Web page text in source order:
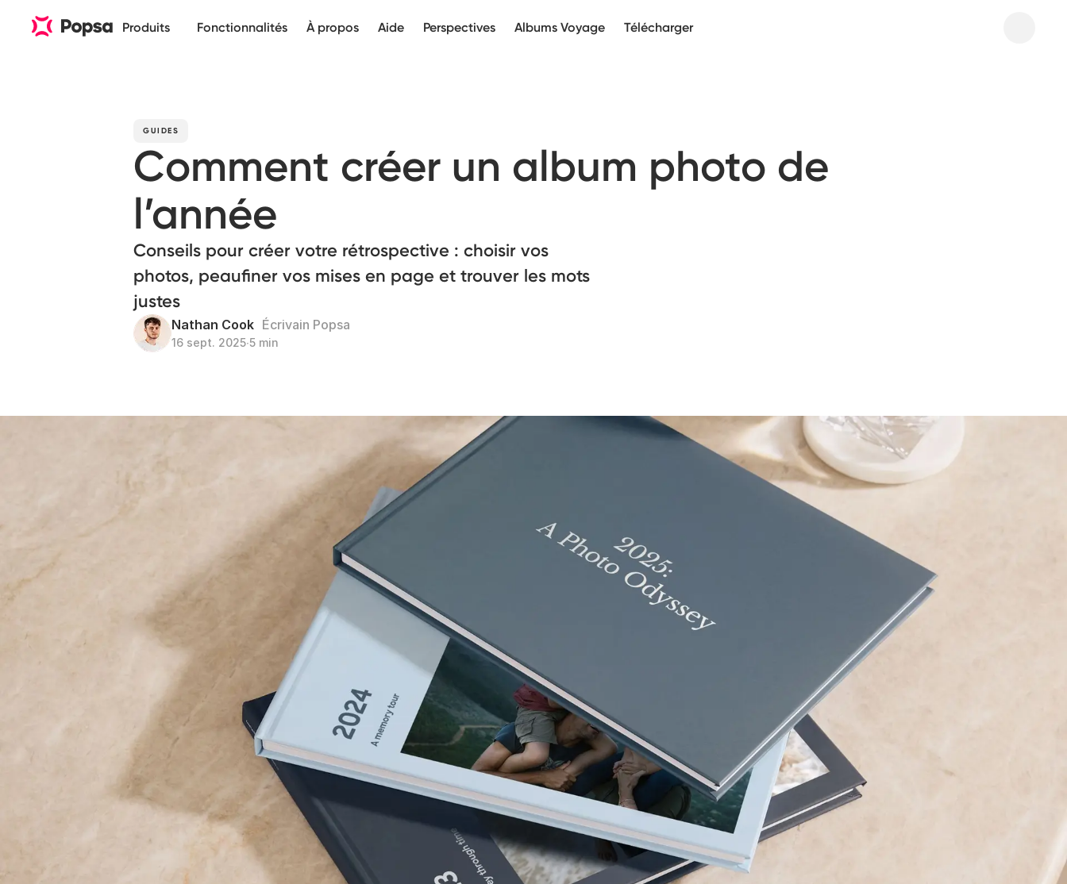
Produits Fonctionnalités À propos Aide Perspectives Albums Voyage Télécharger
GUIDES
Comment créer un album photo de
l’année
Conseils pour créer votre rétrospective : choisir vos
photos, peaufiner vos mises en page et trouver les mots
justes
Nathan Cook Écrivain Popsa
16 sept. 2025∙5 min